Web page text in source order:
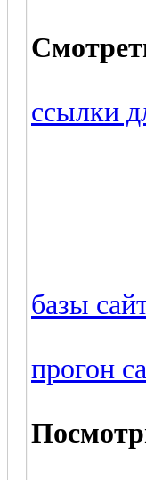
ссылки
базы
прогон